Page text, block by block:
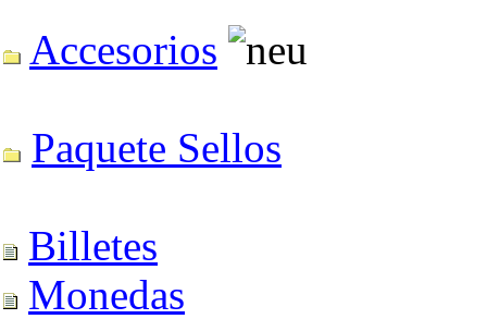
Accesorios
Paquete Sellos
Billetes
Monedas